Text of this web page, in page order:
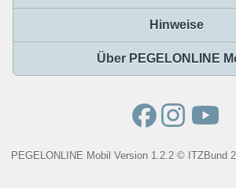
Hinweise
Über PEGELONLINE
PEGELONLINE Mobil Version 1.2.2 © ITZBund